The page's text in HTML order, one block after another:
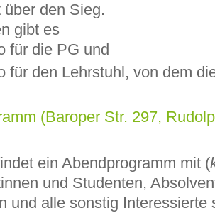
den Sieg.
gibt es
für die PG und
für den Lehrstuhl, von dem
(Baroper Str. 297,
ein Abendprogramm mit (
und Studenten,
und alle sonstig Interessierte